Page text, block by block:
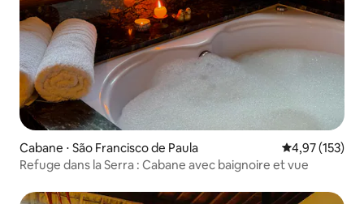
Cabane ⋅ São Francisco de Paula Évaluation
4,97 (153)
Refuge dans la Serra : Cabane avec baignoire et vue